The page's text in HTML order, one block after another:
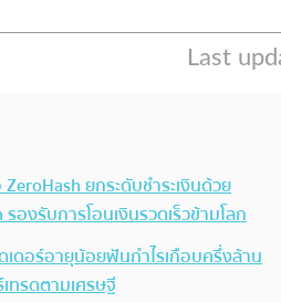
ยกระดับชำระเงินด้วย
องรับการโอนเงินรวดเร็วข้ามโลก
เดอร์อายุน้อยฟันกำไรเกือบครึ่งล้าน
ทรดตามเศรษฐี